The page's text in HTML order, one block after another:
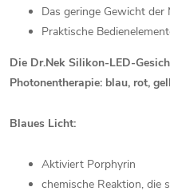
Das geringe Gewicht
Praktische
Die Dr.Nek Silikon-LED-
Photonentherapie: blau, rot,
Blaues Licht:
Aktiviert Porphyrin
chemische Reaktion, die